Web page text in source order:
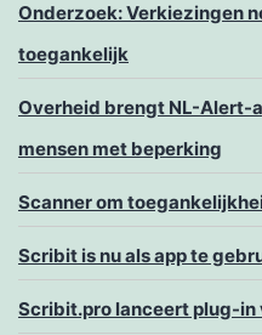
Onderzoek: Verkiezingen
toegankelijk
Overheid brengt NL-Alert-
mensen met beperking
Scanner om
Scribit is nu als app te
Scribit.pro lanceert plug-in